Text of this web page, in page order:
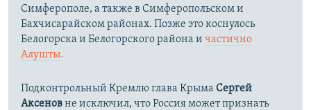
Симферополе, а также в Симферопольском и
Бахчисарайском районах. Позже это коснулось
Белогорска и Белогорского района и частично
Алушты.
Подконтрольный Кремлю глава Крыма Сергей
Аксеновне исключил, что Россия может признать